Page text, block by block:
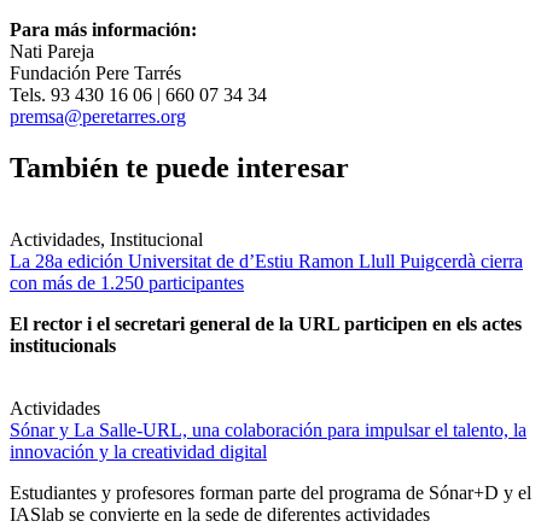
Para más información:
Nati Pareja
Fundación Pere Tarrés
Tels. 93 430 16 06 | 660 07 34 34
premsa@peretarres.org
También te puede interesar
Actividades, Institucional
La 28a edición Universitat de d’Estiu Ramon Llull Puigcerdà cierra
con más de 1.250 participantes
El rector i el secretari general de la URL participen en els actes
institucionals
Actividades
Sónar y La Salle-URL, una colaboración para impulsar el talento, la
innovación y la creatividad digital
Estudiantes y profesores forman parte del programa de Sónar+D y el
IASlab se convierte en la sede de diferentes actividades